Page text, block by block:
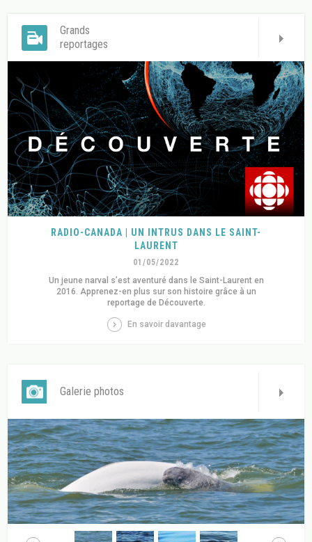
Grands
reportages
RADIO-CANADA | UN INTRUS DANS LE SAINT-
LAURENT
01/05/2022
Un jeune narval s’est aventuré dans le Saint-Laurent en
2016. Apprenez-en plus sur son histoire grâce à un
reportage de Découverte.
En savoir davantage
Galerie photos